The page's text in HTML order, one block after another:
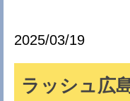
2025/03/19
ラッシュ広